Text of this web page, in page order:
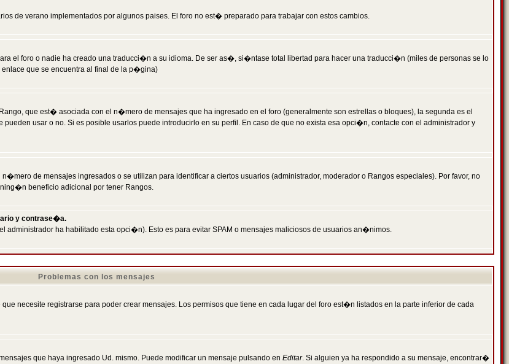
de verano implementados por algunos paises. El foro no est� preparado para trabajar con estos cambios.
el foro o nadie ha creado una traducci�n a su idioma. De ser as�, si�ntase total libertad para hacer una traducci�n (miles de personas se lo
que se encuentra al final de la p�gina)
que est� asociada con el n�mero de mensajes que ha ingresado en el foro (generalmente son estrellas o bloques), la segunda es el
usar o no. Si es posible usarlos puede introducirlo en su perfil. En caso de que no exista esa opci�n, contacte con el administrador y
de mensajes ingresados o se utilizan para identificar a ciertos usuarios (administrador, moderador o Rangos especiales). Por favor, no
beneficio adicional por tener Rangos.
y contrase�a.
ha habilitado esta opci�n). Esto es para evitar SPAM o mensajes maliciosos de usuarios an�nimos.
Problemas con los mensajes
necesite registrarse para poder crear mensajes. Los permisos que tiene en cada lugar del foro est�n listados en la parte inferior de cada
que haya ingresado Ud. mismo. Puede modificar un mensaje pulsando en Editar. Si alguien ya ha respondido a su mensaje, encontrar�